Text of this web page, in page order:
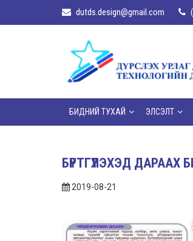
dutds.design@gmail.com
БИДНИЙ ТУХАЙ ЭЛСЭЛТ
БҮРТГҮҮЛЭХЭД
2019-08-21